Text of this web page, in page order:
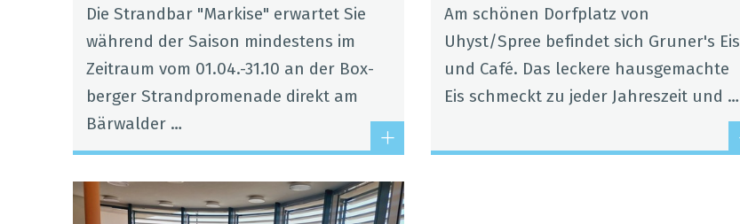
Die Strand­bar "Mar­kise" erwar­tet Sie
wäh­rend der Sai­son min­des­tens im
Zeit­raum vom 01.04.-31.10 an der Box­
ber­ger Strand­pro­me­nade direkt am
Bär­wal­der …
Am schö­nen Dorf­platz von
Uhyst/Spree befin­det sich Gru­ner's Eis
und Café. Das leckere haus­ge­machte
Eis schmeckt zu jeder Jah­res­zeit und …